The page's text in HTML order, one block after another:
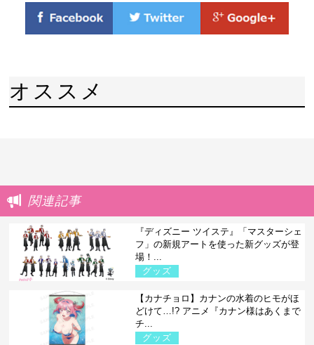
オススメ
関連記事
『ディズニー ツイステ』「マスターシェ
フ」の新規アートを使った新グッズが登
場！...
グッズ
【カナチョロ】カナンの水着のヒモがほ
どけて…!? アニメ『カナン様はあくまで
チ...
グッズ